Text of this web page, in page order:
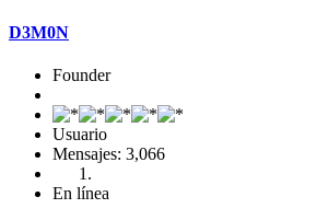
D3M0N
Founder
Usuario
Mensajes: 3,066
En línea